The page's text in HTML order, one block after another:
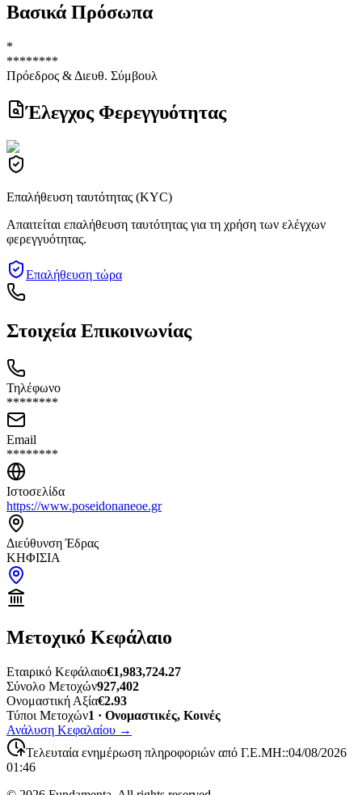
Βασικά Πρόσωπα
*
********
Πρόεδρος & Διευθ. Σύμβουλ
Έλεγχος Φερεγγυότητας
Επαλήθευση ταυτότητας (KYC)
Απαιτείται επαλήθευση ταυτότητας για τη χρήση των ελέγχων
φερεγγυότητας.
Επαλήθευση τώρα
Στοιχεία Επικοινωνίας
Τηλέφωνο
********
Email
********
Ιστοσελίδα
https://www.poseidonaneoe.gr
Διεύθυνση Έδρας
ΚΗΦΙΣΙΑ
Μετοχικό Κεφάλαιο
Εταιρικό Κεφάλαιο€1,983,724.27
Σύνολο Μετοχών927,402
Ονομαστική Αξία€2.93
Τύποι Μετοχών1 · Ονομαστικές, Κοινές
Ανάλυση Κεφαλαίου →
Τελευταία ενημέρωση πληροφοριών από Γ.Ε.ΜΗ::04/08/2026
01:46